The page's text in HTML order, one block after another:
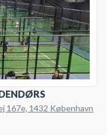
167e, 1432 København